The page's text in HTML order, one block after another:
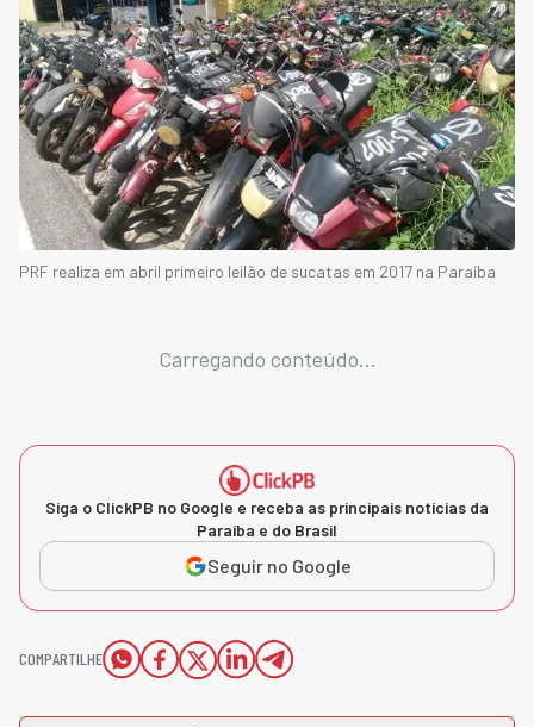
PRF realiza em abril primeiro leilão de sucatas em 2017 na Paraíba
Carregando conteúdo...
Siga o ClickPB no Google e receba as principais notícias da
Paraíba e do Brasil
Seguir no Google
COMPARTILHE